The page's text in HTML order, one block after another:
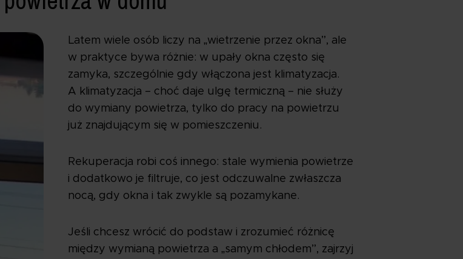
Latem wiele osób liczy na „wietrzenie przez okna”, ale
w praktyce bywa różnie: w upały okna często się
zamyka, szczególnie gdy włączona jest klimatyzacja.
A klimatyzacja – choć daje ulgę termiczną – nie służy
do wymiany powietrza, tylko do pracy na powietrzu
już znajdującym się w pomieszczeniu.
Rekuperacja robi coś innego: stale wymienia powietrze
i dodatkowo je filtruje, co jest odczuwalne zwłaszcza
nocą, gdy okna i tak zwykle są pozamykane.
Jeśli chcesz wrócić do podstaw i zrozumieć różnicę
między wymianą powietrza a „samym chłodem”, zajrzyj